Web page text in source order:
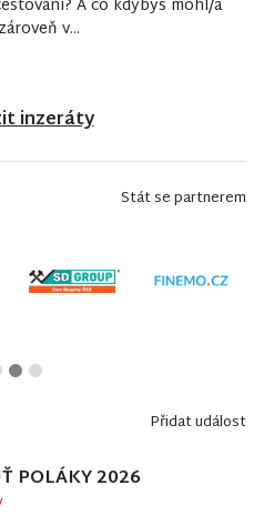
A co kdybys mohl/a
v...
inzeráty
Stát se partnerem
Přidat událost
POLÁKY 2026